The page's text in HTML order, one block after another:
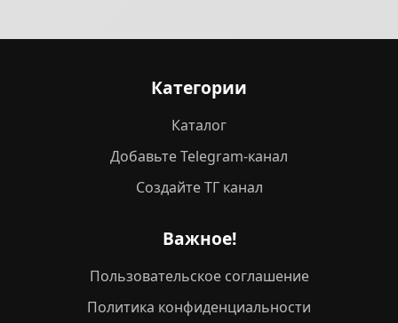
Категории
Каталог
Добавьте Telegram-канал
Создайте ТГ канал
Важное!
Пользовательское соглашение
Политика конфиденциальности